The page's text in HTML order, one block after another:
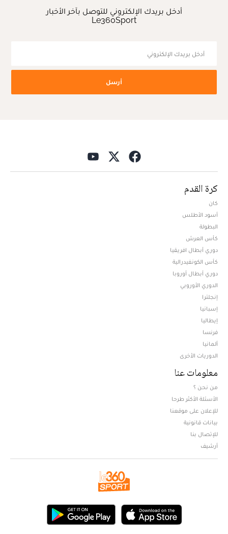
أدخل بريدك الإلكتروني للتوصل بآخر الأخبار
Le360Sport
أرسل
كرة القدم
كان
أسود الأطلس
البطولة
كأس العرش
دوري أبطال افريقيا
كأس الكونفيدرالية
دوري أبطال أوروبا
الدوري الأوروبي
إنجلترا
إسبانيا
إيطاليا
فرنسا
ألمانيا
الدوريات الأخرى
معلومات عنا
من نحن ؟
الأسئلة الأكثر طرحا
للإعلان على موقعنا
بيانات قانونية
للإتصال بنا
أرشيف